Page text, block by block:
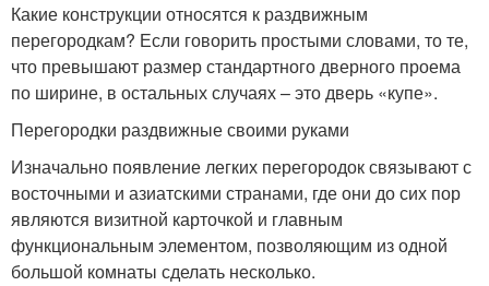
Какие конструкции относятся к раздвижным
перегородкам? Если говорить простыми словами, то те,
что превышают размер стандартного дверного проема
по ширине, в остальных случаях – это дверь «купе».
Перегородки раздвижные своими руками
Изначально появление легких перегородок связывают с
восточными и азиатскими странами, где они до сих пор
являются визитной карточкой и главным
функциональным элементом, позволяющим из одной
большой комнаты сделать несколько.